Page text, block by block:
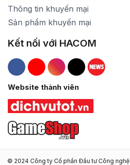
Thông tin khuyến mại
Sản phẩm khuyến mại
Kết nối với HACOM
Hacom Facebook
Hacom YouTube
Hacom Instagram
Hacom TikTok
Website thành viên
© 2024 Công ty Cổ phần Đầu tư Công nghệ